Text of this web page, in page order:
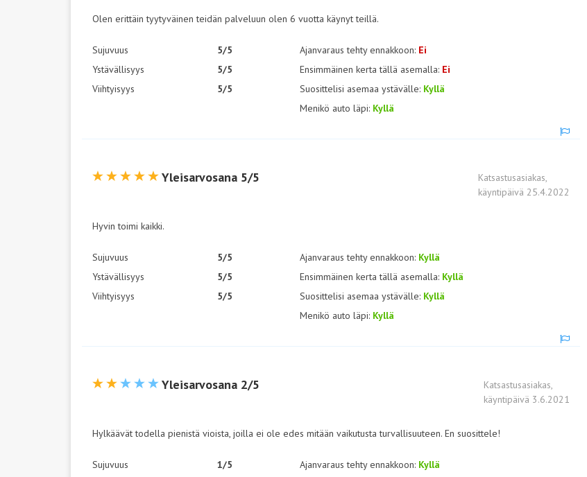
Olen erittäin tyytyväinen teidän palveluun olen 6 vuotta käynyt teillä.
Sujuvuus
Ystävällisyys
Viihtyisyys
5/5
5/5
5/5
Ajanvaraus tehty ennakkoon: Ei
Ensimmäinen kerta tällä asemalla: Ei
Suosittelisi asemaa ystävälle: Kyllä
Menikö auto läpi: Kyllä
Yleisarvosana 5/5
Katsastusasiakas,
käyntipäivä 25.4.2022
Hyvin toimi kaikki.
Sujuvuus
Ystävällisyys
Viihtyisyys
5/5
5/5
5/5
Ajanvaraus tehty ennakkoon: Kyllä
Ensimmäinen kerta tällä asemalla: Kyllä
Suosittelisi asemaa ystävälle: Kyllä
Menikö auto läpi: Kyllä
Yleisarvosana 2/5
Katsastusasiakas,
käyntipäivä 3.6.2021
Hylkäävät todella pienistä vioista, joilla ei ole edes mitään vaikutusta turvallisuuteen. En suosittele!
Sujuvuus
1/5
Ajanvaraus tehty ennakkoon: Kyllä